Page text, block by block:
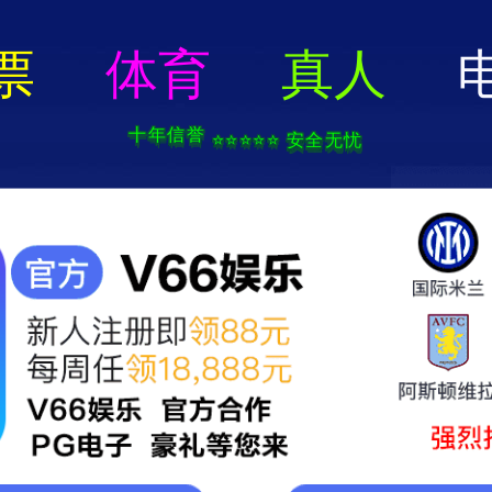
关于我们 服务项目 技术支持 轮毂电镀加工中心 新闻中心 联